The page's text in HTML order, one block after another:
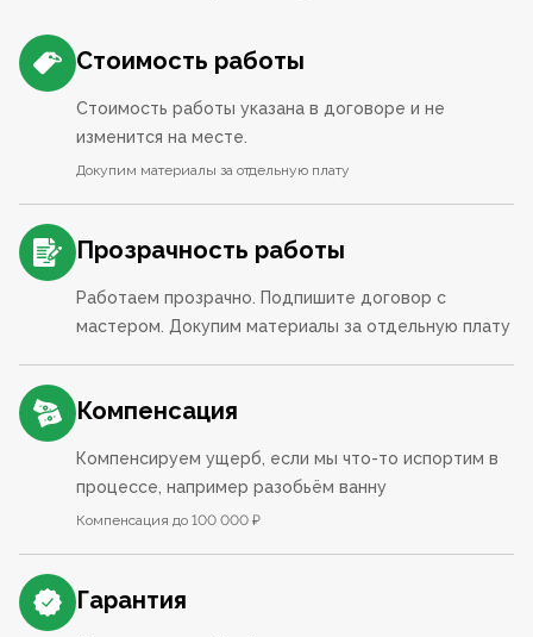
Стоимость работы
Стоимость работы указана в договоре и не
изменится на месте.
Докупим материалы за отдельную плату
Прозрачность работы
Работаем прозрачно. Подпишите договор с
мастером. Докупим материалы за отдельную плату
Компенсация
Компенсируем ущерб, если мы что-то испортим в
процессе, например разобьём ванну
Компенсация до 100 000 ₽
Гарантия